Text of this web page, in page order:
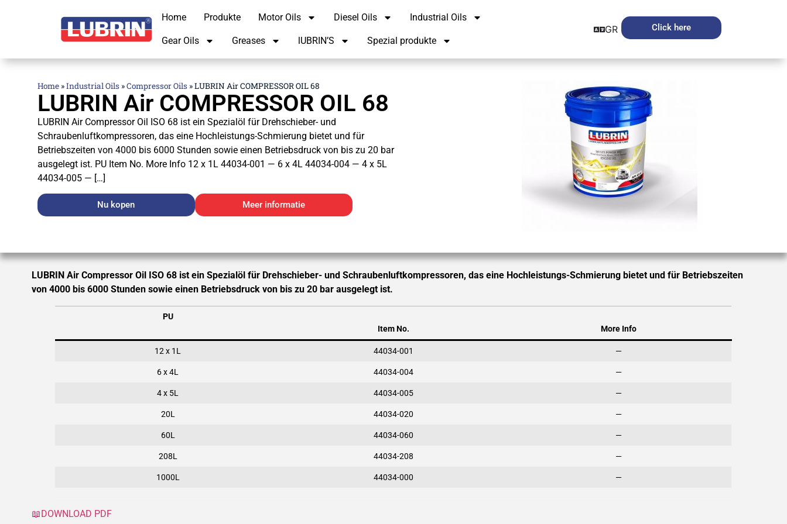
Home Produkte Motor Oils Diesel Oils Industrial Oils
Gear Oils Greases lUBRIN’S Spezial produkte
Click here
GR
Home»Industrial Oils »Compressor Oils »LUBRIN Air COMPRESSOR OIL 68
LUBRIN Air COMPRESSOR OIL 68
LUBRIN Air Compressor Oil ISO 68 ist ein Spezialöl für Drehschieber- und
Schraubenluftkompressoren, das eine Hochleistungs-Schmierung bietet und für
Betriebszeiten von 4000 bis 6000 Stunden sowie einen Betriebsdruck von bis zu 20 bar
ausgelegt ist. PU Item No. More Info 12 x 1L 44034-001 — 6 x 4L 44034-004 — 4 x 5L
44034-005 — […]
Nu kopen Meer informatie
LUBRIN Air Compressor Oil ISO 68 ist ein Spezialöl für Drehschieber- und Schraubenluftkompressoren, das eine Hochleistungs-Schmierung bietet und für Betriebszeiten
von 4000 bis 6000 Stunden sowie einen Betriebsdruck von bis zu 20 bar ausgelegt ist.
PU
Item No.
More Info
12 x 1L 44034-001 —
6 x 4L 44034-004 —
4 x 5L 44034-005 —
20L 44034-020 —
60L 44034-060 —
208L 44034-208 —
1000L 44034-000 —
📖DOWNLOAD PDF